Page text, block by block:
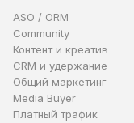
ASO / ORM
Community
Контент и креатив
CRM и удержание
Общий маркетинг
Media Buyer
Платный трафик